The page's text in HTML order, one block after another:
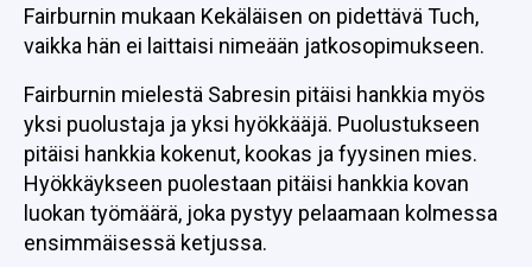
Fairburnin mukaan Kekäläisen on pidettävä Tuch,
vaikka hän ei laittaisi nimeään jatkosopimukseen.
Fairburnin mielestä Sabresin pitäisi hankkia myös
yksi puolustaja ja yksi hyökkääjä. Puolustukseen
pitäisi hankkia kokenut, kookas ja fyysinen mies.
Hyökkäykseen puolestaan pitäisi hankkia kovan
luokan työmäärä, joka pystyy pelaamaan kolmessa
ensimmäisessä ketjussa.